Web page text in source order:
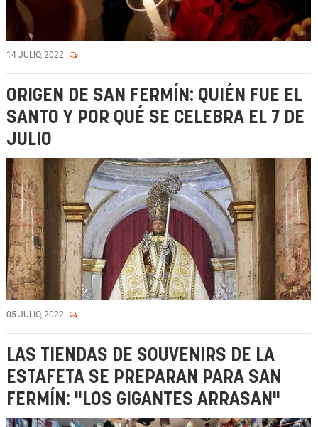
14 JULIO, 2022
ORIGEN DE SAN FERMÍN: QUIÉN FUE EL
SANTO Y POR QUÉ SE CELEBRA EL 7 DE
JULIO
05 JULIO, 2022
LAS TIENDAS DE SOUVENIRS DE LA
ESTAFETA SE PREPARAN PARA SAN
FERMÍN: "LOS GIGANTES ARRASAN"